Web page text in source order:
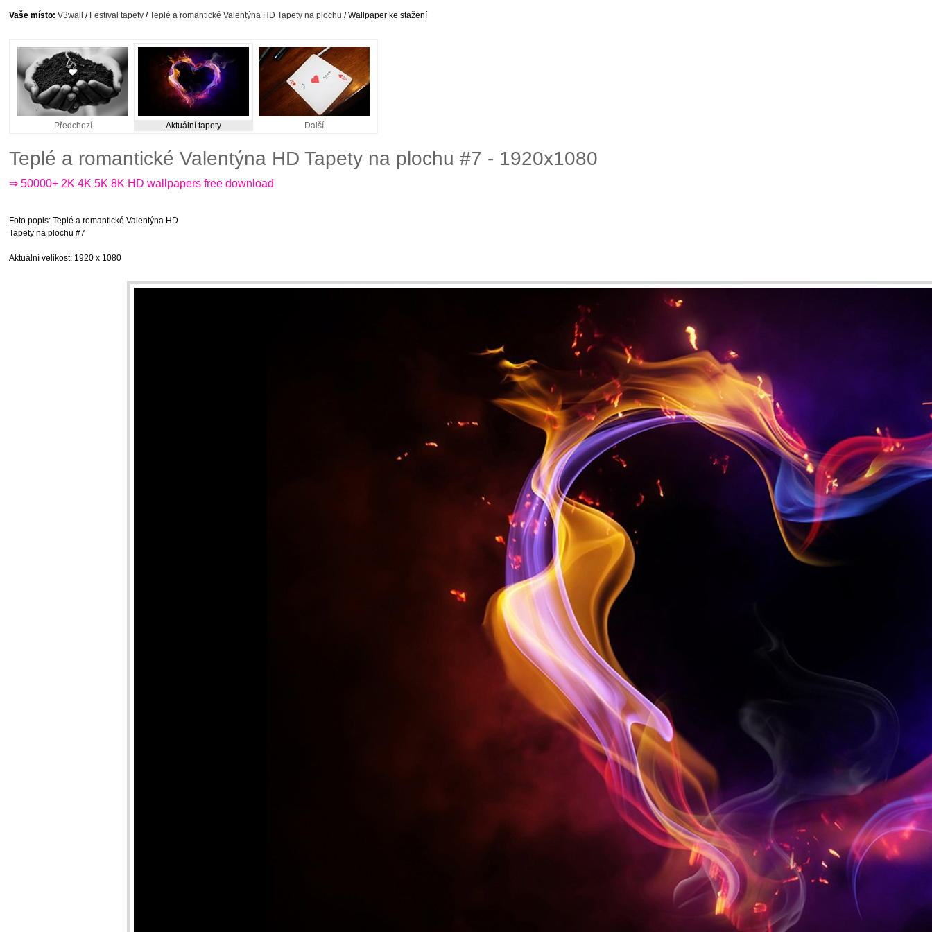
Vaše místo: V3wall / Festival tapety /Teplé a romantické Valentýna HD Tapety na plochu / Wallpaper ke stažení
Předchozí Aktuální tapety Další
Teplé a romantické Valentýna HD Tapety na plochu #7 - 1920x1080
⇒ 50000+ 2K 4K 5K 8K HD wallpapers free download
Foto popis: Teplé a romantické Valentýna HD
Tapety na plochu #7
Aktuální velikost: 1920 x 1080